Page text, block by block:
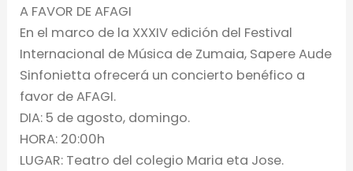
A FAVOR DE AFAGI
En el marco de la XXXIV edición del Festival
Internacional de Música de Zumaia, Sapere Aude
Sinfonietta ofrecerá un concierto benéfico a
favor de AFAGI.
DIA: 5 de agosto, domingo.
HORA: 20:00h
LUGAR: Teatro del colegio Maria eta Jose.